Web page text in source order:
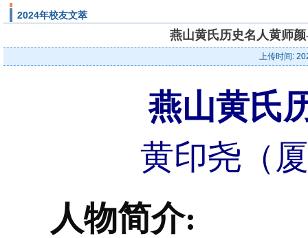
2024年校友文萃
燕山黄氏历史名人黄师
上传时间:
燕山黄氏
黄印尧（
人物简介: